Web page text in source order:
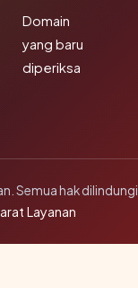
Domain
yang baru
diperiksa
Semua hak dilindungi.
Layanan